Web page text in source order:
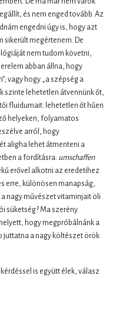
és nem enged tovább. Az
engedni úgy is, hogy azt
sikerült megértenem. De
nem tudom követni,
abban állna, hogy
vagy hogy „a szépség a
szinte lehetetlen átvennünk őt,
fluidumait: lehetetlen őt hűen
helyeken, folyamatos
arról, hogy
aligha lehet átmenteni a
a fordításra: umschaffen
erővel alkotni az eredetihez
erre, különösen manapság,
nagy művészet vitaminjait öli
süketség? Ma szerény
hogy megpróbálnánk a
juttatna a nagy költészet örök
is együtt élek, válasz